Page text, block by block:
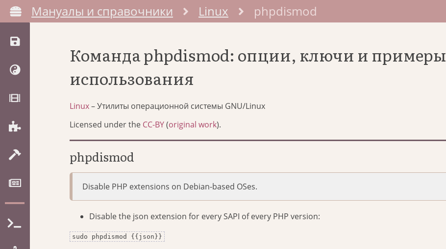
Мануалы и справочники Linux phpdismod
Команда phpdismod: опции, ключи и примеры
использования
Linux– Утилиты операционной системы GNU/Linux
Licensed under the CC-BY(original work).
phpdismod
Disable PHP extensions on Debian-based OSes.
Disable the json extension for every SAPI of every PHP version:
sudo phpdismod {{json}}